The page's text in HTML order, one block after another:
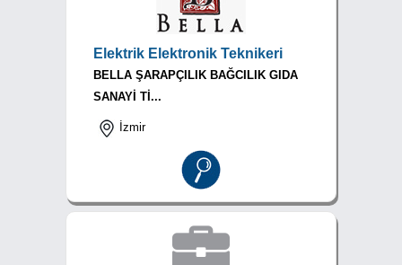
Elektrik Elektronik Teknikeri
BELLA ŞARAPÇILIK BAĞCILIK GIDA
SANAYİ Tİ...
İzmir